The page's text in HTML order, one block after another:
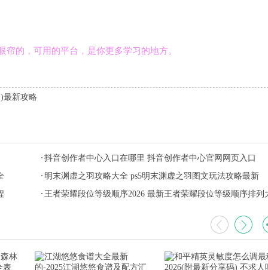
的，可用的平台，是你更多学习的地方。
最新攻略
抖音创作者中心入口在哪里 抖音创作者中心官网网页入口
明末渊虚之羽攻略大全 ps5明末渊虚之羽图文玩法攻略最新
王者荣耀段位等级顺序2026 最新王者荣耀段位等级顺序排列